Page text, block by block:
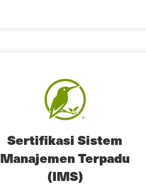
Sertifikasi Sistem
Manajemen Terpadu
(IMS)